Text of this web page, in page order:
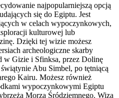
najpopularniejszą opcją
się do Egiptu. Jest
w celach wypoczynkowych,
kulturowej lub
Dzięki tej wizie możesz
archeologiczne skarby
Gizie i Sfinksa, przez Dolinę
Abu Simbel, po tętniącą
Kairu. Możesz również
wypoczynkowymi Egiptu
Morza Śródziemnego. Wiza